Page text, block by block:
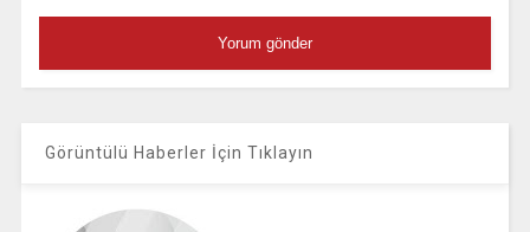
Görüntülü Haberler İçin Tıklayın